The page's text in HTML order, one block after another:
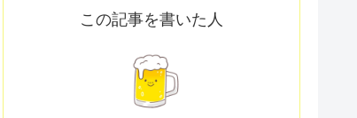
この記事を書いた人